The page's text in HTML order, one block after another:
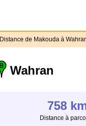
Distance de Makouda à
Wahran
758
Distance à